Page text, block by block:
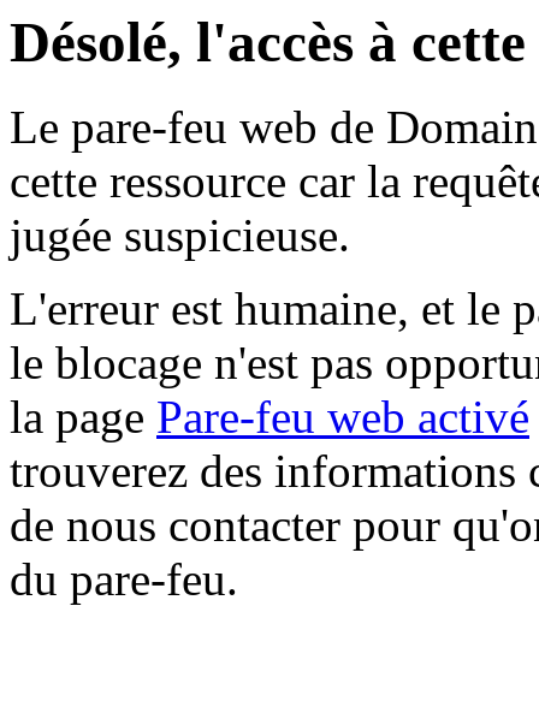
Désolé, l'accès à
Le pare-feu web de
cette ressource car la
jugée suspicieuse.
L'erreur est humaine, et le
le blocage n'est pas
la page Pare-feu web activé
trouverez des informations
de nous contacter pour
du pare-feu.